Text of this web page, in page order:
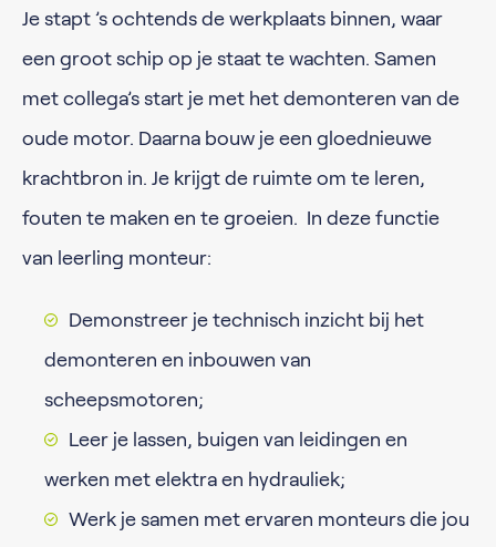
Je stapt ’s ochtends de werkplaats binnen, waar
een groot schip op je staat te wachten. Samen
met collega’s start je met het demonteren van de
oude motor. Daarna bouw je een gloednieuwe
krachtbron in. Je krijgt de ruimte om te leren,
fouten te maken en te groeien. In deze functie
van leerling monteur:
Demonstreer je technisch inzicht bij het
demonteren en inbouwen van
scheepsmotoren;
Leer je lassen, buigen van leidingen en
werken met elektra en hydrauliek;
Werk je samen met ervaren monteurs die jou